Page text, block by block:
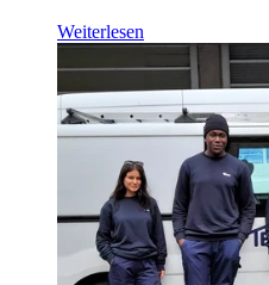
Weiterlesen